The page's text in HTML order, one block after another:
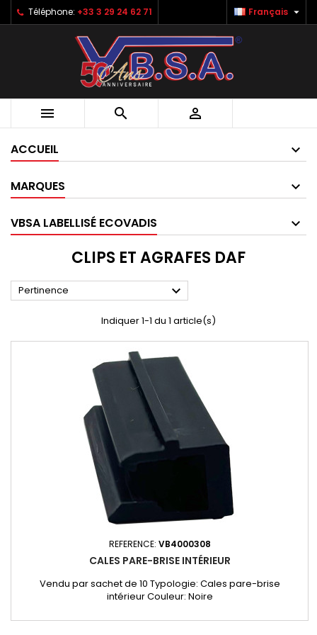
Téléphone: +33 3 29 24 62 71 Français 
  
ACCUEIL
MARQUES
VBSA LABELLISÉ ECOVADIS
CLIPS ET AGRAFES DAF
Pertinence 
Indiquer 1-1 du 1 article(s)
REFERENCE: VB4000308
CALES PARE-BRISE INTÉRIEUR
Vendu par sachet de 10 Typologie: Cales pare-brise
intérieur Couleur: Noire